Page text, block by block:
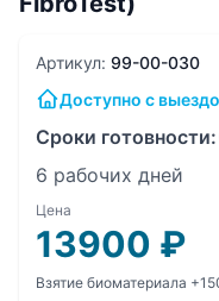
Артикул: 99-00-030
Доступно с
Сроки готовности:
6 рабочих дней
Цена
13900 ₽
Взятие биоматериала